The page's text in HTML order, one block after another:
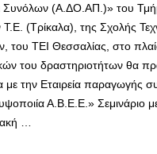
Συνόλων (Α.ΔΟ.ΑΠ.)» του
(Τρίκαλα), της Σχολής
του ΤΕΙ Θεσσαλίας, στο
του δραστηριοτήτων θα
με την Εταιρεία παραγωγής
Α.Β.Ε.Ε.» Σεμινάριο
…